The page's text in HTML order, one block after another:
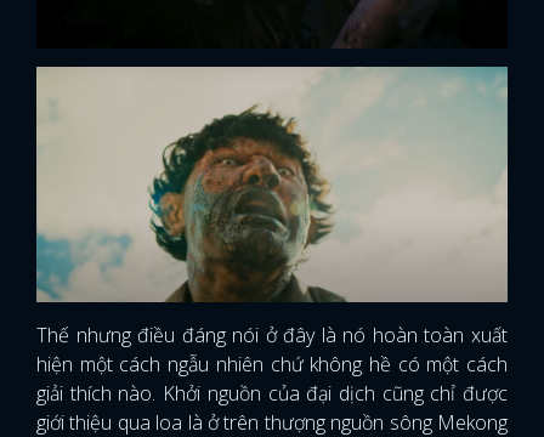
Thế nhưng điều đáng nói ở đây là nó hoàn toàn xuất
hiện một cách ngẫu nhiên chứ không hề có một cách
giải thích nào. Khởi nguồn của đại dịch cũng chỉ được
giới thiệu qua loa là ở trên thượng nguồn sông Mekong